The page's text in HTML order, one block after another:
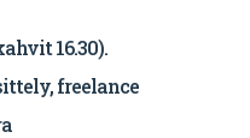
16.30).
freelance